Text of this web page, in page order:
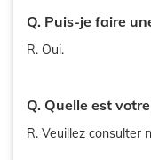
Q. Puis-je faire
R. Oui.
Q. Quelle est
R. Veuillez consulter